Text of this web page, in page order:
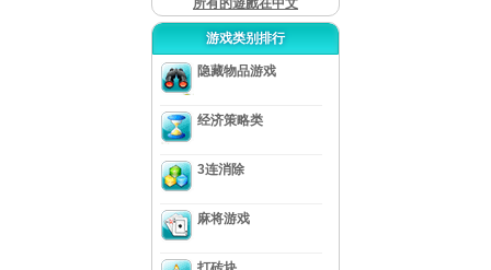
所有的遊戲在中文
游戏类别排行
隐藏物品游戏
经济策略类
3连消除
麻将游戏